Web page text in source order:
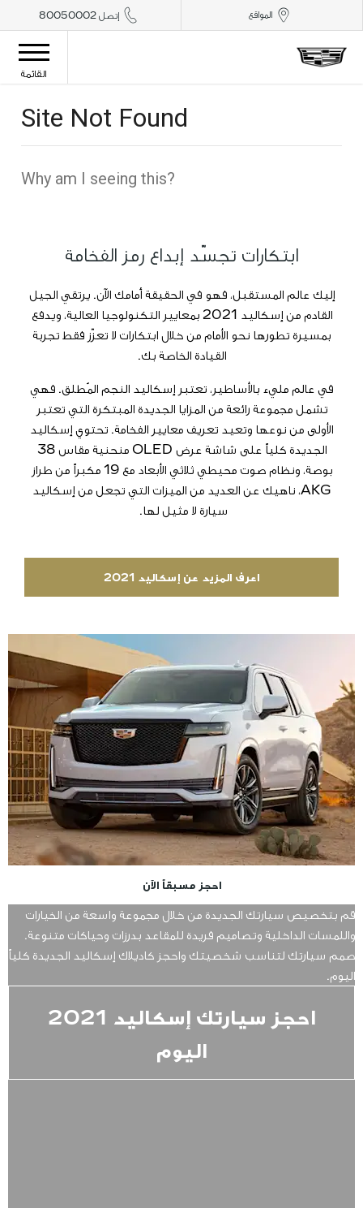
المواقع إتصل 80050002
القائمة
ابتكارات تجسّد إبداع رمز الفخامة
إليك عالم المستقبل، فهو في الحقيقة أمامك الآن. يرتقي الجيل
القادم من إسكاليد 2021 بمعايير التكنولوجيا العالية، ويدفع
بمسيرة تطورها نحو الأمام من خلال ابتكارات لا تعزّز فقط تجربة
القيادة الخاصة بك.
في عالم مليء بالأساطير، تعتبر إسكاليد النجم المُطلق. فهي
تشمل مجموعة رائعة من المزايا الجديدة المبتكرة التي تعتبر
الأولى من نوعها وتعيد تعريف معايير الفخامة. تحتوي إسكاليد
الجديدة كلياً على شاشة عرض OLED منحنية مقاس 38
بوصة، ونظام صوت محيطي ثلاثي الأبعاد مع 19 مكبراً من طراز
AKG، ناهيك عن العديد من الميزات التي تجعل من إسكاليد
سيارة لا مثيل لها.
اعرف المزيد عن إسكاليد 2021
احجز سيارتك إسكاليد 2021
اليوم
قم بتخصيص سيارتك الجديدة من خلال مجموعة واسعة من الخيارات
واللمسات الداخلية وتصاميم فريدة للمقاعد بدرزات وحياكات متنوعة.
صمم سيارتك لتناسب شخصيتك واحجز كاديلاك إسكاليد الجديدة كلياً
اليوم.
احجز مسبقاً الآن